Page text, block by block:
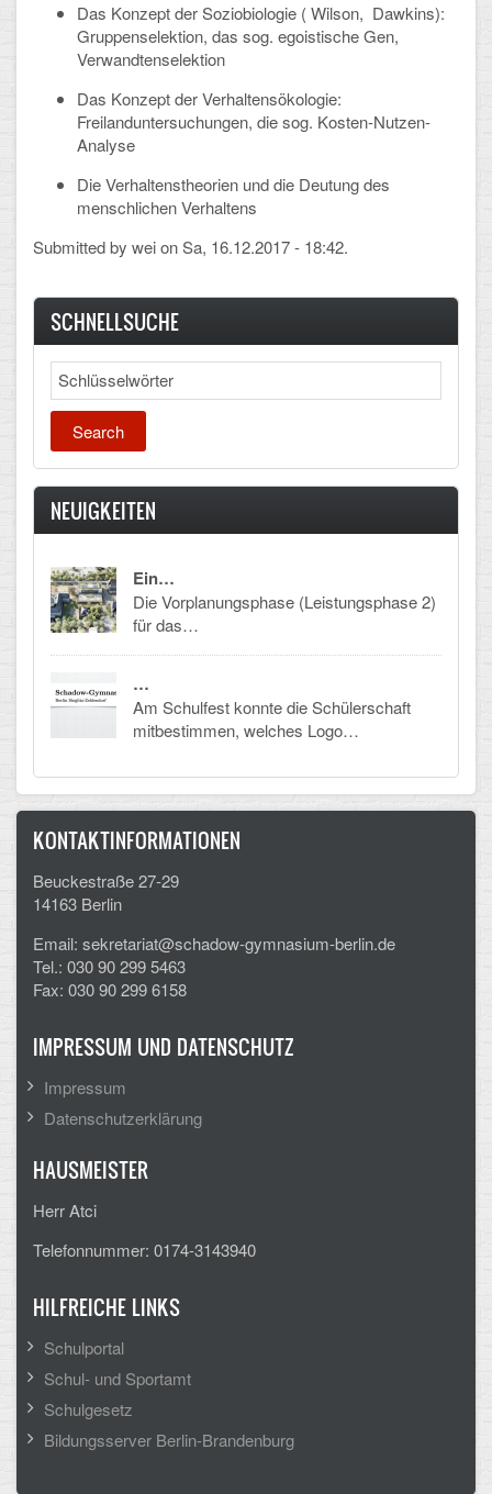
Mathematik, Informatik und Naturwissenschaften
Musische Fächer
Sport
Abitur
Freistellung/Entschuldigung
Kurswahl 10. Kl.
mPA
Wahlfächer
TERMINE
Lernraum Berlin
Gitlab
Das Konzept der Soziobiologie ( Wilson, Dawkins):
Gruppenselektion, das sog. egoistische Gen,
Verwandtenselektion
Das Konzept der Verhaltensökologie:
Freilanduntersuchungen, die sog. Kosten-Nutzen-
Analyse
Die Verhaltenstheorien und die Deutung des
menschlichen Verhaltens
Submitted by weion Sa, 16.12.2017 - 18:42.
SCHNELLSUCHE
Search
NEUIGKEITEN
Ein…
Die Vorplanungsphase (Leistungsphase 2)
für das…
…
Am Schulfest konnte die Schülerschaft
mitbestimmen, welches Logo…
KONTAKTINFORMATIONEN
Beuckestraße 27-29
14163 Berlin
Email: sekretariat@schadow-gymnasium-berlin.de
Tel.: 030 90 299 5463
Fax: 030 90 299 6158
IMPRESSUM UND DATENSCHUTZ
Impressum
Datenschutzerklärung
HAUSMEISTER
Herr Atci
Telefonnummer: 0174-3143940
HILFREICHE LINKS
Schulportal
Schul- und Sportamt
Schulgesetz
Bildungsserver Berlin-Brandenburg